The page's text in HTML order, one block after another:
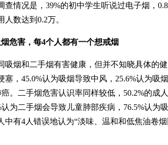
查情况是，39%的初中学生听说过电子烟，
数达到0.2万。
害，每4个人都有一个想戒烟
烟和二手烟有害健康，但并不知晓具体的健
塞，45.0%认为吸烟导致中风，25.6%认为吸
。二手烟危害认识率同样较低，50.2%的成
为二手烟会导致儿童肺部疾病，76.5%认为
中有4人错误地认为“淡味、温和和低焦油卷烟